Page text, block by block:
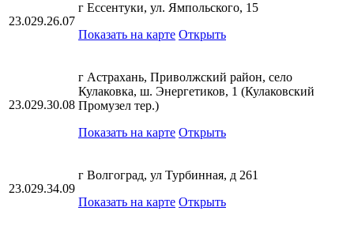
23.029.26.07
г Ессентуки, ул. Ямпольского, 15
Показать на карте Открыть
23.029.30.08
г Астрахань, Приволжский район, село
Кулаковка, ш. Энергетиков, 1 (Кулаковский
Промузел тер.)
Показать на карте Открыть
23.029.34.09
г Волгоград, ул Турбинная, д 261
Показать на карте Открыть